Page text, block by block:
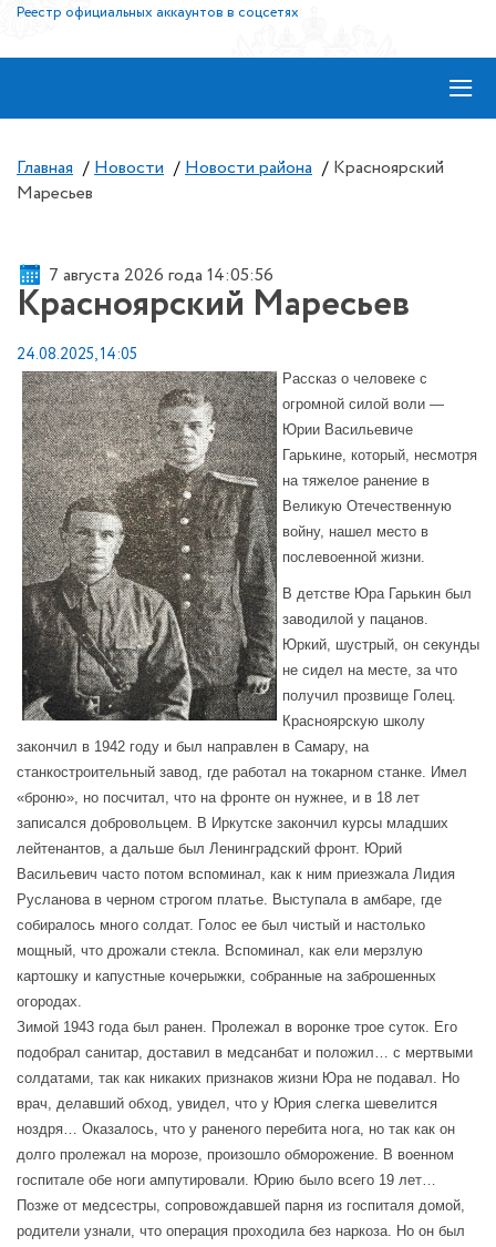
Реестр официальных аккаунтов в соцсетях
≡
Главная / Новости / Новости района / Красноярский
Маресьев
7 августа 2026 года 14:05:56
Красноярский Маресьев
24.08.2025, 14:05
Рассказ о человеке с
огромной силой воли —
Юрии Васильевиче
Гарькине, который, несмотря
на тяжелое ранение в
Великую Отечественную
войну, нашел место в
послевоенной жизни.
В детстве Юра Гарькин был
заводилой у пацанов.
Юркий, шустрый, он секунды
не сидел на месте, за что
получил прозвище Голец.
Красноярскую школу
закончил в 1942 году и был направлен в Самару, на
станкостроительный завод, где работал на токарном станке. Имел
«броню», но посчитал, что на фронте он нужнее, и в 18 лет
записался добровольцем. В Иркутске закончил курсы младших
лейтенантов, а дальше был Ленинградский фронт. Юрий
Васильевич часто потом вспоминал, как к ним приезжала Лидия
Русланова в черном строгом платье. Выступала в амбаре, где
собиралось много солдат. Голос ее был чистый и настолько
мощный, что дрожали стекла. Вспоминал, как ели мерзлую
картошку и капустные кочерыжки, собранные на заброшенных
огородах.
Зимой 1943 года был ранен. Пролежал в воронке трое суток. Его
подобрал санитар, доставил в медсанбат и положил… с мертвыми
солдатами, так как никаких признаков жизни Юра не подавал. Но
врач, делавший обход, увидел, что у Юрия слегка шевелится
ноздря… Оказалось, что у раненого перебита нога, но так как он
долго пролежал на морозе, произошло обморожение. В военном
госпитале обе ноги ампутировали. Юрию было всего 19 лет…
Позже от медсестры, сопровождавшей парня из госпиталя домой,
родители узнали, что операция проходила без наркоза. Но он был